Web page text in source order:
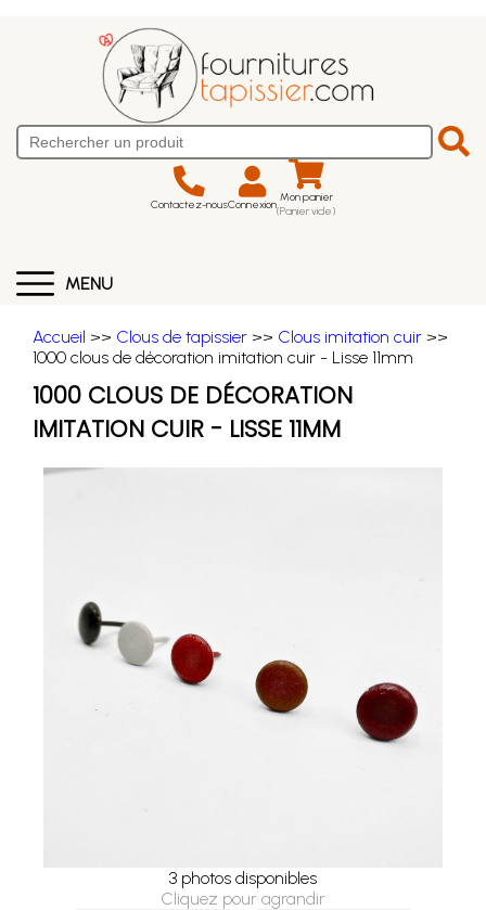
Contactez-nousConnexion Mon panier
(Panier vide)
MENU
Accueil >> Clous de tapissier >> Clous imitation cuir >>
1000 clous de décoration imitation cuir - Lisse 11mm
1000 CLOUS DE DÉCORATION
IMITATION CUIR - LISSE 11MM
3 photos disponibles
Cliquez pour agrandir